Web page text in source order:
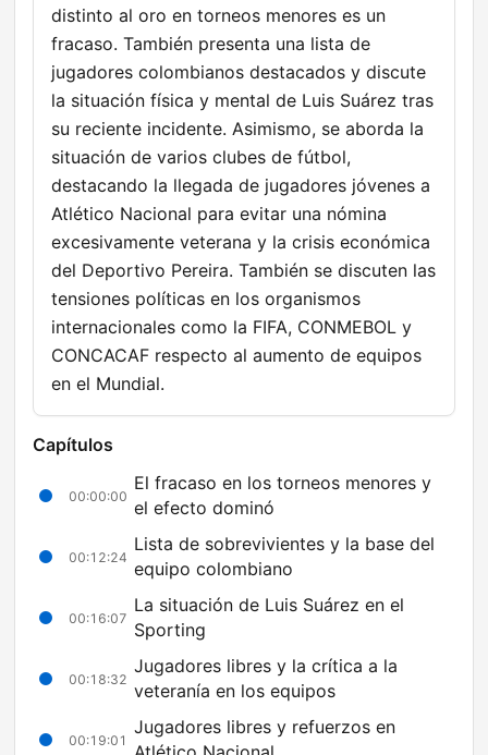
distinto al oro en torneos menores es un
fracaso. También presenta una lista de
jugadores colombianos destacados y discute
la situación física y mental de Luis Suárez tras
su reciente incidente. Asimismo, se aborda la
situación de varios clubes de fútbol,
destacando la llegada de jugadores jóvenes a
Atlético Nacional para evitar una nómina
excesivamente veterana y la crisis económica
del Deportivo Pereira. También se discuten las
tensiones políticas en los organismos
internacionales como la FIFA, CONMEBOL y
CONCACAF respecto al aumento de equipos
en el Mundial.
Capítulos
00:00:00
El fracaso en los torneos menores y
el efecto dominó
00:12:24
Lista de sobrevivientes y la base del
equipo colombiano
00:16:07
La situación de Luis Suárez en el
Sporting
00:18:32
Jugadores libres y la crítica a la
veteranía en los equipos
00:19:01
Jugadores libres y refuerzos en